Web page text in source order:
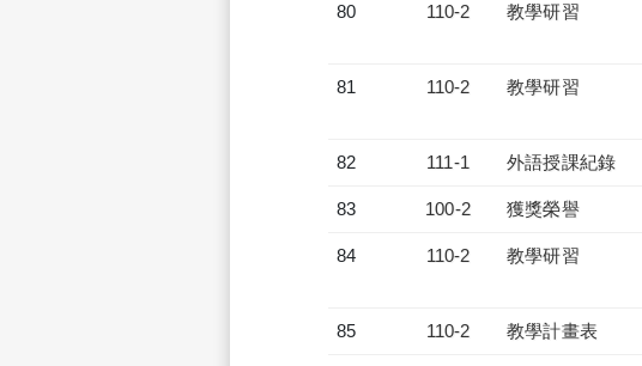
80 110-2 教學研習
81 110-2 教學研習
82 111-1 外語授課紀錄
83 100-2 獲獎榮譽
84 110-2 教學研習
85 110-2 教學計畫表